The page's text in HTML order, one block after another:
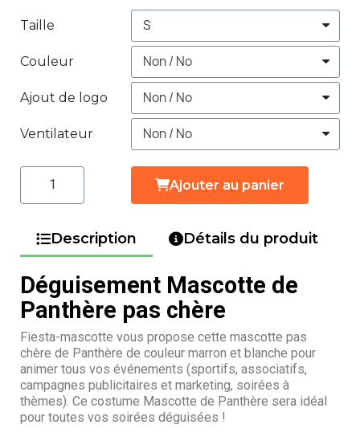
Taille
Couleur
Ajout de logo
Ventilateur
Ajouter au panier
Description Détails du produit
Déguisement Mascotte de
Panthère pas chère
Fiesta-mascotte vous propose cette mascotte pas
chère de Panthère de couleur marron et blanche pour
animer tous vos événements (sportifs, associatifs,
campagnes publicitaires et marketing, soirées à
thèmes). Ce costume Mascotte de Panthère sera idéal
pour toutes vos soirées déguisées !